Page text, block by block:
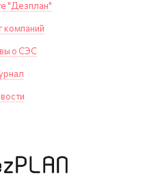
"Дезплан"
компаний
о СЭС